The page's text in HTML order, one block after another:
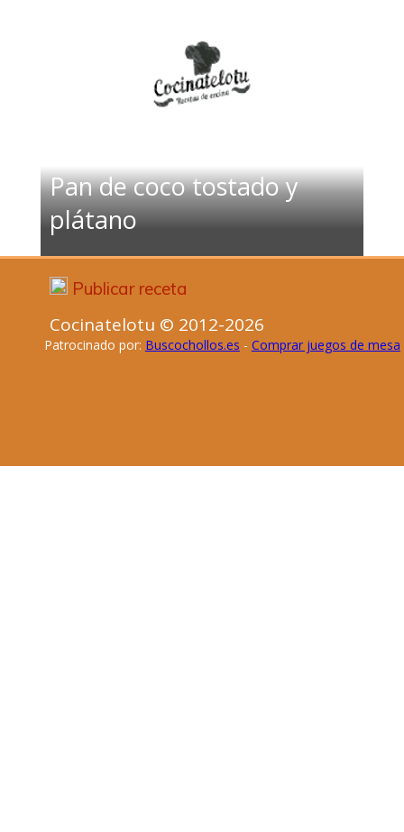
Pan de coco tostado y
plátano
Publicar receta
Cocinatelotu © 2012-2026
Patrocinado por: Buscochollos.es - Comprar juegos de mesa